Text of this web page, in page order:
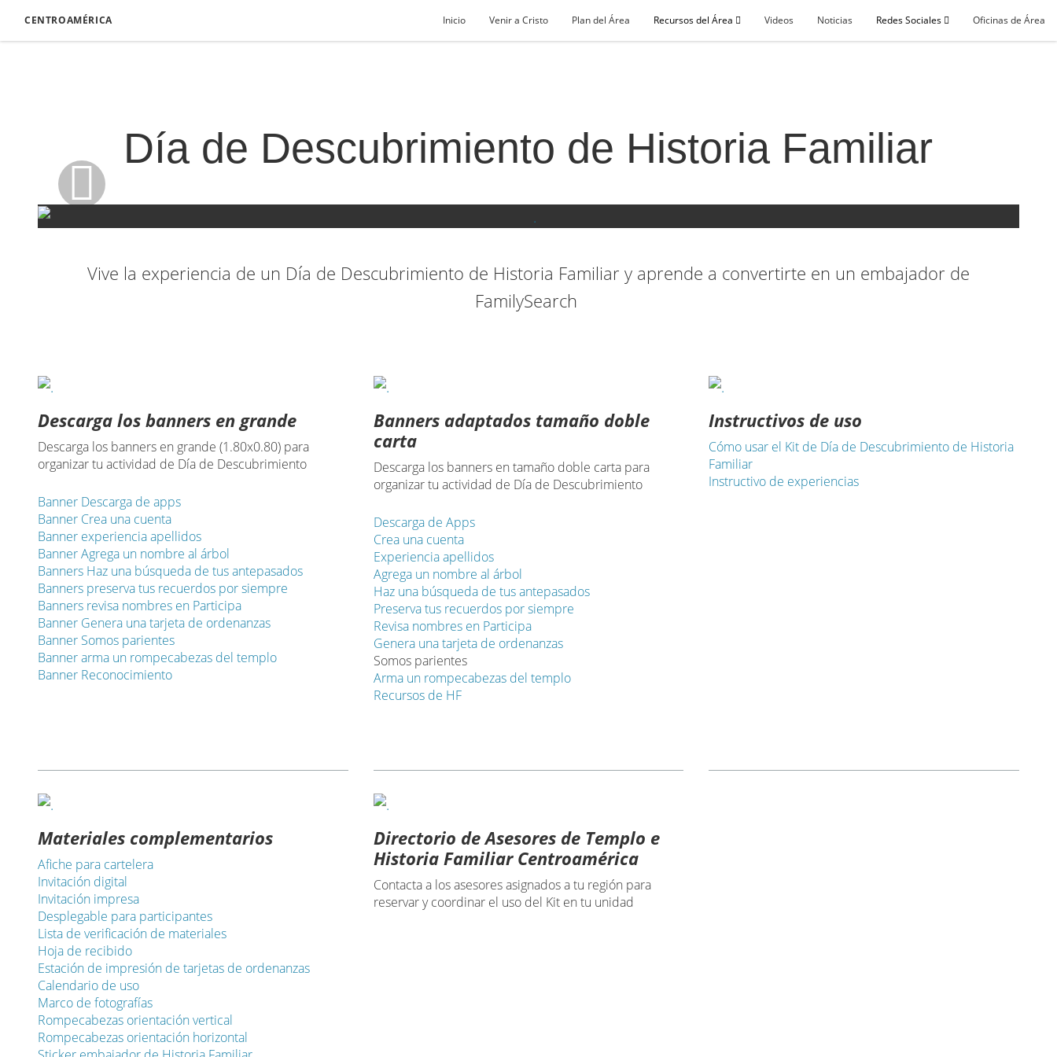
CENTROAMÉRICA Inicio Venir a Cristo Plan del Área Recursos del Área Videos Noticias Redes Sociales Oficinas de Área
Día de Descubrimiento de Historia Familiar
Vive la experiencia de un Día de Descubrimiento de Historia Familiar y aprende a convertirte en un embajador de
FamilySearch
Descarga los banners en grande
Descarga los banners en grande (1.80x0.80) para
organizar tu actividad de Día de Descubrimiento
Banner Descarga de apps
Banner Crea una cuenta
Banner experiencia apellidos
Banner Agrega un nombre al árbol
Banners Haz una búsqueda de tus antepasados
Banners preserva tus recuerdos por siempre
Banners revisa nombres en Participa
Banner Genera una tarjeta de ordenanzas
Banner Somos parientes
Banner arma un rompecabezas del templo
Banner Reconocimiento
Banners adaptados tamaño doble
carta
Descarga los banners en tamaño doble carta para
organizar tu actividad de Día de Descubrimiento
Descarga de Apps
Crea una cuenta
Experiencia apellidos
Agrega un nombre al árbol
Haz una búsqueda de tus antepasados
Preserva tus recuerdos por siempre
Revisa nombres en Participa
Genera una tarjeta de ordenanzas
Somos parientes
Arma un rompecabezas del templo
Recursos de HF
Instructivos de uso
Cómo usar el Kit de Día de Descubrimiento de Historia
Familiar
Instructivo de experiencias
Materiales complementarios
Afiche para cartelera
Invitación digital
Invitación impresa
Desplegable para participantes
Lista de verificación de materiales
Hoja de recibido
Estación de impresión de tarjetas de ordenanzas
Calendario de uso
Marco de fotografías
Rompecabezas orientación vertical
Rompecabezas orientación horizontal
Directorio de Asesores de Templo e
Historia Familiar Centroamérica
Contacta a los asesores asignados a tu región para
reservar y coordinar el uso del Kit en tu unidad